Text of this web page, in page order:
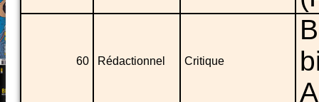
60 Rédactionnel Critique